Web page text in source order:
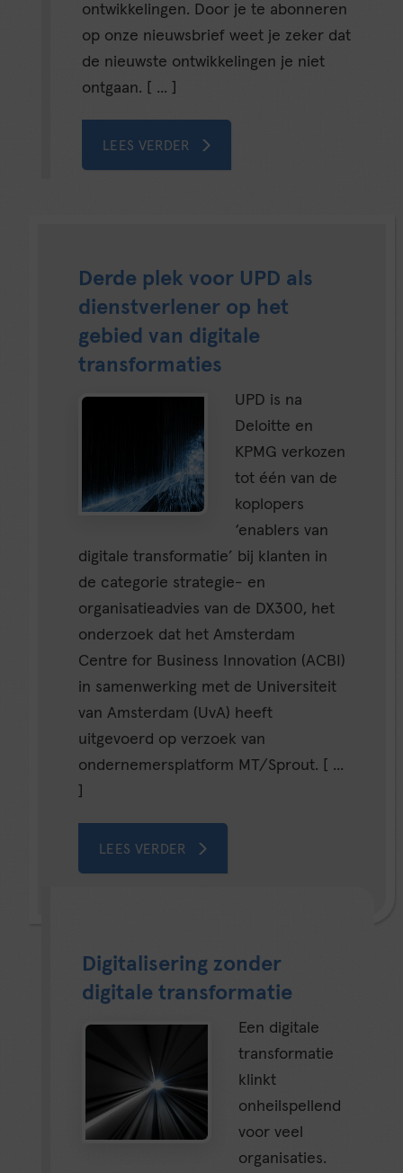
ontwikkelingen. Door je te abonneren
op onze nieuwsbrief weet je zeker dat
de nieuwste ontwikkelingen je niet
ontgaan. [ ... ]
LEES VERDER
Derde plek voor UPD als
dienstverlener op het
gebied van digitale
transformaties
UPD is na
Deloitte en
KPMG verkozen
tot één van de
koplopers
‘enablers van
digitale transformatie’ bij klanten in
de categorie strategie- en
organisatieadvies van de DX300, het
onderzoek dat het Amsterdam
Centre for Business Innovation (ACBI)
in samenwerking met de Universiteit
van Amsterdam (UvA) heeft
uitgevoerd op verzoek van
ondernemersplatform MT/Sprout. [ ...
LEES VERDER
Digitalisering zonder
digitale transformatie
Een digitale
transformatie
klinkt
onheilspellend
voor veel
organisaties.